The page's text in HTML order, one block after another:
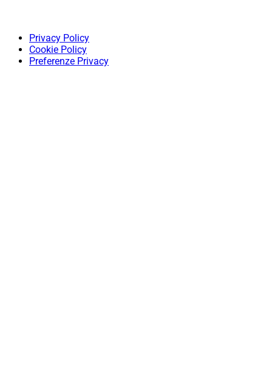
Privacy Policy
Cookie Policy
Preferenze Privacy